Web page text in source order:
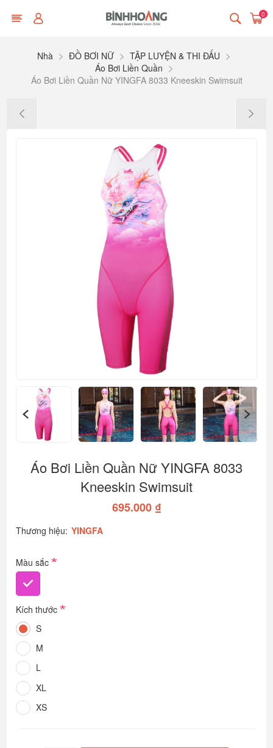
0
Nhà ĐỒ BƠI NỮ
TẬP LUYỆN & THI ĐẤU
Áo Bơi Liền Quần
Áo Bơi Liền Quần Nữ YINGFA 8033 Kneeskin Swimsuit
Áo Bơi Liền Quần Nữ YINGFA 8033
Kneeskin Swimsuit
695.000 ₫
Thương hiệu: YINGFA
Màu sắc*
Kích thước*
S
M
L
XL
XS